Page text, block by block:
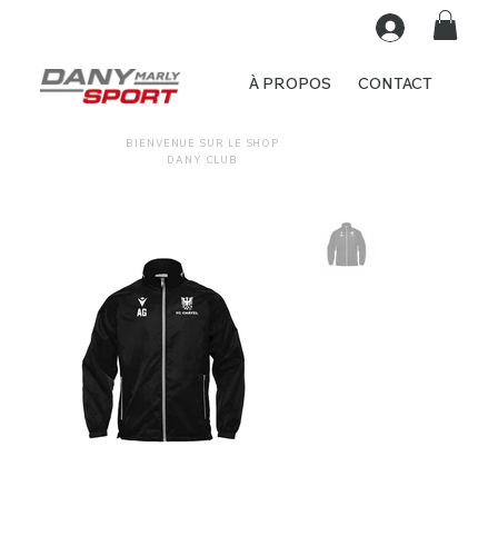
DANY CLUB
BIENVENUE SUR LE SHOP
À PROPOS CONTACT